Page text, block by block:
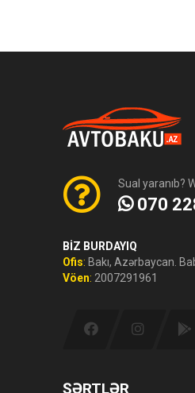
Sual yaranıb?
070
BİZ BURDAYIQ
Ofis: Bakı, Azərbaycan.
Vöen: 2007291961
ŞƏRTLƏR